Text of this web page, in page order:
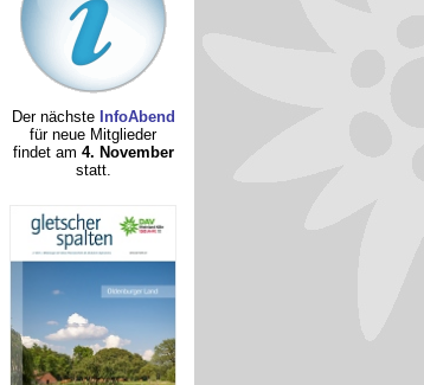
Der nächste InfoAbend
für neue Mitglieder
findet am 4. November
statt.